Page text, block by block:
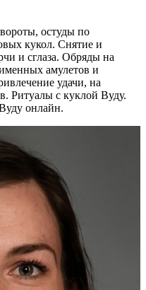
остуды по
кукол. Снятие и
и сглаза. Обряды на
амулетов и
удачи, на
Ритуалы с куклой Вуду.
онлайн.